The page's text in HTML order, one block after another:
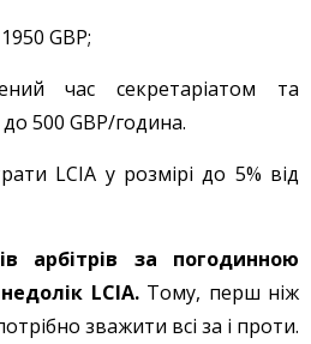
GBP;
час секретаріатом та
500 GBP/година.
LCIA у розмірі до 5% від
арбітрів за погодинною
LCIA.Тому, перш ніж
зважити всі за і проти.